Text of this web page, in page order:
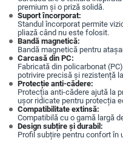
premium și o priză solidă.
Suport încorporat:
Standul încorporat permite
pliază când nu este folosit.
Bandă magnetică:
Bandă magnetică pentru
Carcasă din PC:
Fabricată din policarbonat
potrivire precisă și rezistență
Protecție anti-cădere:
Protecția anti-cădere ajută la
ușor ridicate pentru protecția
Compatibilitate extinsă:
Compatibilă cu o gamă largă
Design subțire și durabil:
Profil subțire pentru confort în